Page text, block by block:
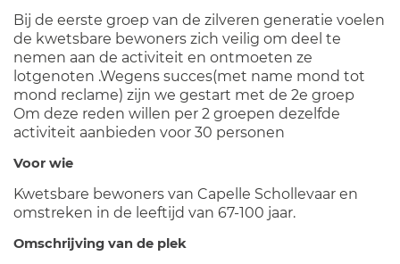
Bij de eerste groep van de zilveren generatie voelen
de kwetsbare bewoners zich veilig om deel te
nemen aan de activiteit en ontmoeten ze
lotgenoten .Wegens succes(met name mond tot
mond reclame) zijn we gestart met de 2e groep
Om deze reden willen per 2 groepen dezelfde
activiteit aanbieden voor 30 personen
Voor wie
Kwetsbare bewoners van Capelle Schollevaar en
omstreken in de leeftijd van 67-100 jaar.
Omschrijving van de plek